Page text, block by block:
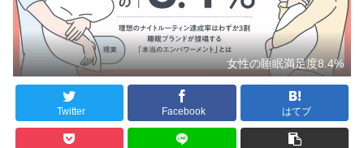
女性の睡眠満足度8.4%
Twitter Facebook はてブ